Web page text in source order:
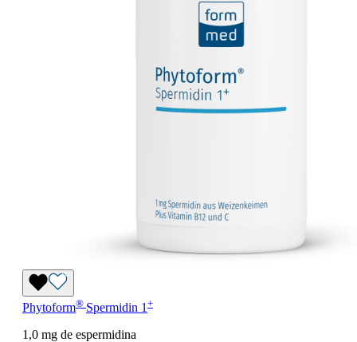
Phytoform® Spermidin 1 +
1,0 mg de espermidina